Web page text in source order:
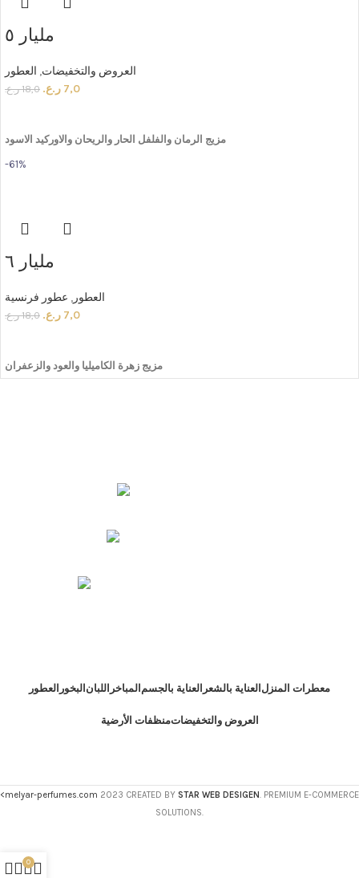
مليار ٥
العروض والتخفيضات, العطور
18,0 ر.ع. 7,0 ر.ع.
مزيج الرمان والفلفل الحار والريحان والاوركيد الاسود
-61%
مليار ٦
العطور , عطور فرنسية
18,0 ر.ع. 7,0 ر.ع.
مزيج زهرة الكاميليا والعود والزعفران
العطور البخور اللبان المباخر العناية بالجسم العناية بالشعر معطرات المنزل
منظفات الأرضيةالعروض والتخفيضات
<melyar-perfumes.com 2023 CREATED BY STAR WEB DESIGEN. PREMIUM E-COMMERCE
SOLUTIONS.
0